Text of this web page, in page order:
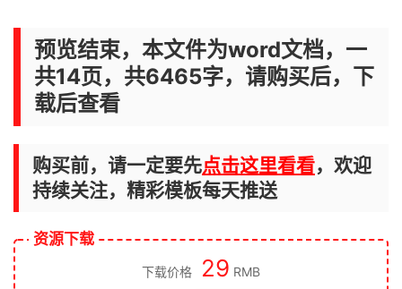
预览结束，本文件为word文档，一
共14页，共6465字，请购买后，下
载后查看
购买前，请一定要先点击这里看看，欢迎
持续关注，精彩模板每天推送
资源下载
下载价格 29 RMB